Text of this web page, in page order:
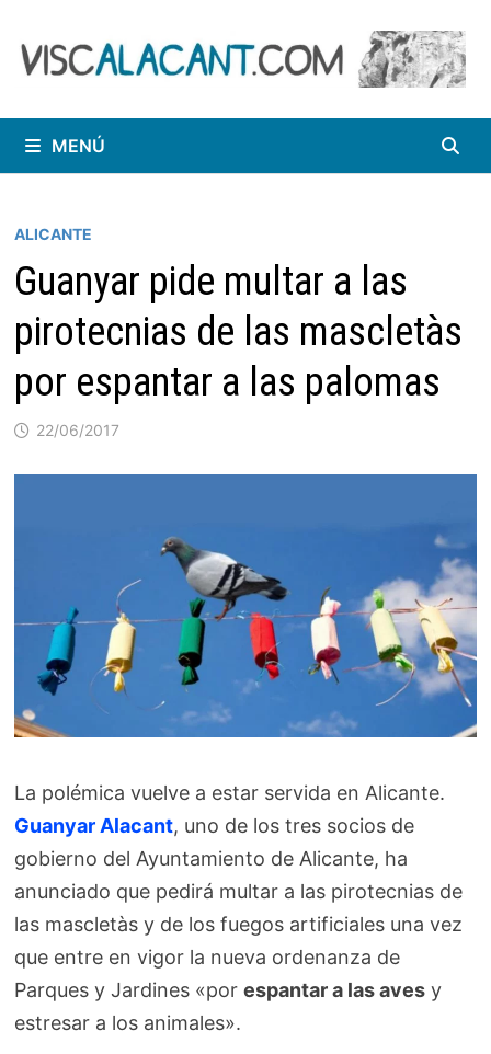
contenido
MENÚ
ALICANTE
Guanyar pide multar a las
pirotecnias de las mascletàs
por espantar a las palomas
22/06/2017
La polémica vuelve a estar servida en Alicante.
Guanyar Alacant, uno de los tres socios de
gobierno del Ayuntamiento de Alicante, ha
anunciado que pedirá multar a las pirotecnias de
las mascletàs y de los fuegos artificiales una vez
que entre en vigor la nueva ordenanza de
Parques y Jardines «porespantar a las aves y
estresar a los animales».